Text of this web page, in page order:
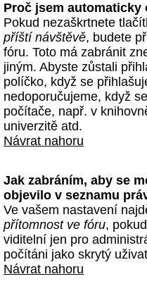
Proč jsem automaticky
Pokud nezaškrtnete
příští návštěvě, budete
fóru. Toto má zabránit
jiným. Abyste zůstali
políčko, když se
nedoporučujeme, když
počítače, např. v
univerzitě atd.
Návrat nahoru
Jak zabráním, aby se
objevilo v seznamu
Ve vašem nastavení
přítomnost ve fóru,
viditelní jen pro
počítáni jako skrytý
Návrat nahoru